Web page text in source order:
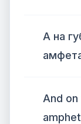
А на
And